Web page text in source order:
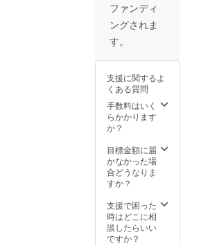
ファンディ
ングされま
す。
支援に関するよ
くある質問
手数料はいく
らかかります
か？
目標金額に届
かなかった場
合どうなりま
すか？
支援で困った
時はどこに相
談したらいい
ですか？